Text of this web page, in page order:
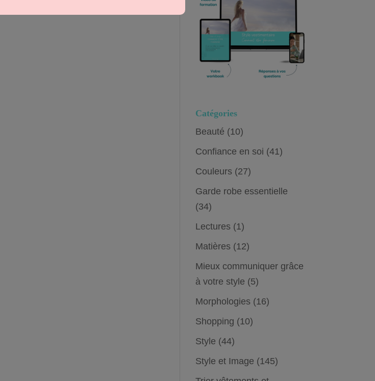
Catégories
Beauté (10)
Confiance en soi (41)
Couleurs (27)
Garde robe essentielle
(34)
Lectures (1)
Matières (12)
Mieux communiquer grâce
à votre style (5)
Morphologies (16)
Shopping (10)
Style (44)
Style et Image (145)